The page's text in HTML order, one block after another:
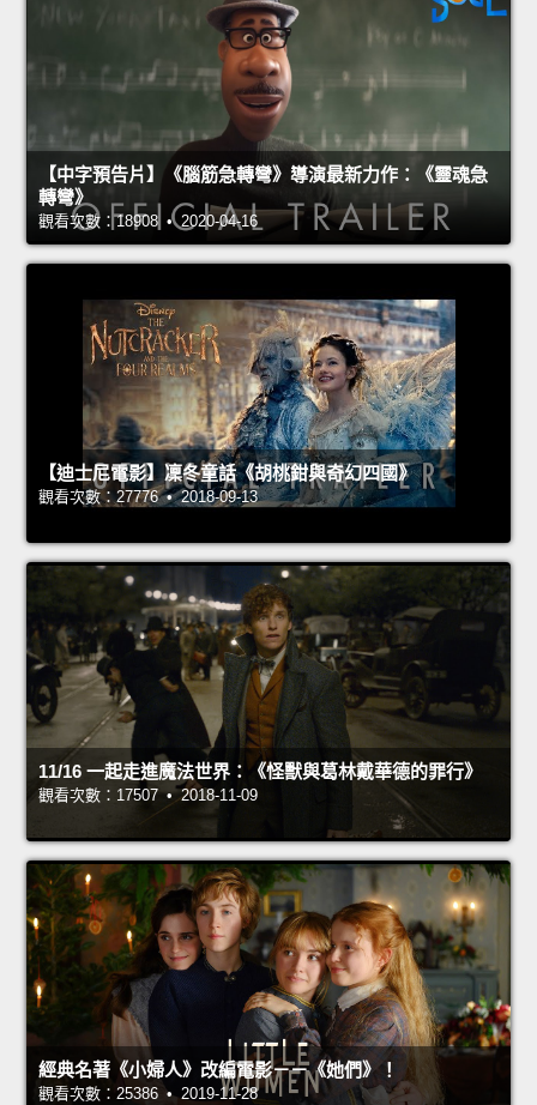
【中字預告片】《腦筋急轉彎》導演最新力作：《靈魂急
轉彎》
觀看次數：18908 • 2020-04-16
【迪士尼電影】凜冬童話《胡桃鉗與奇幻四國》
觀看次數：27776 • 2018-09-13
11/16 一起走進魔法世界：《怪獸與葛林戴華德的罪行》
觀看次數：17507 • 2018-11-09
經典名著《小婦人》改編電影－－《她們》！
觀看次數：25386 • 2019-11-28